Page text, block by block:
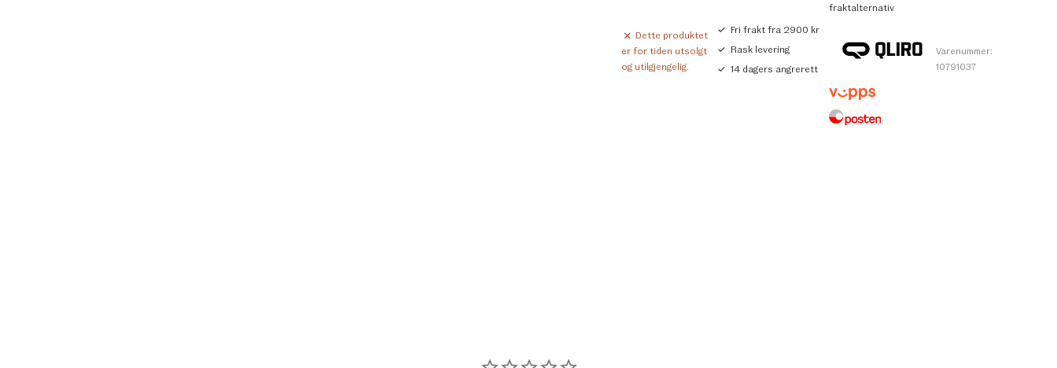
Dette produktet
er for tiden utsolgt
og utilgjengelig.
Fri frakt fra 2900 kr
Rask levering
14 dagers angrerett
fraktalternativ
Varenummer:
10791037